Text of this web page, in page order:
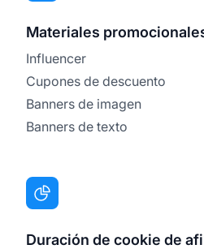
Materiales
Influencer
Cupones de descuento
Banners de imagen
Banners de texto
Duración de cookie de